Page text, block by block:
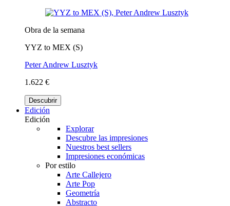
Obra de la semana
YYZ to MEX (S)
Peter Andrew Lusztyk
1.622 €
Descubrir
Edición
Edición
Explorar
Descubre las impresiones
Nuestros best sellers
Impresiones económicas
Por estilo
Arte Callejero
Arte Pop
Geometría
Abstracto